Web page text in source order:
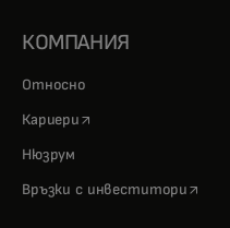
КОМПАНИЯ
Относно
Кариери opens in a new tab
Нюзрум
Връзки с инвеститори